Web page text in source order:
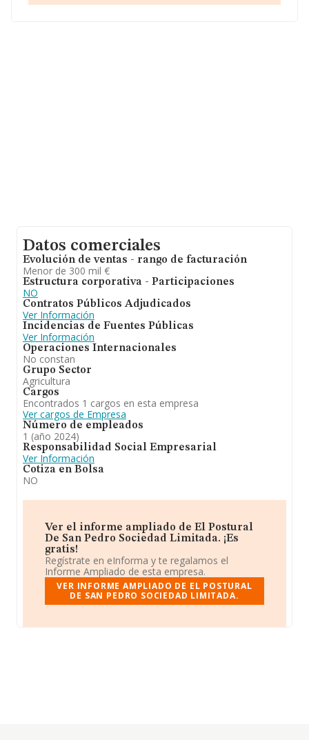
Datos comerciales
Evolución de ventas - rango de facturación
Menor de 300 mil €
Estructura corporativa - Participaciones
NO
Contratos Públicos Adjudicados
Ver Información
Incidencias de Fuentes Públicas
Ver Información
Operaciones Internacionales
No constan
Grupo Sector
Agricultura
Cargos
Encontrados 1 cargos en esta empresa
Ver cargos de Empresa
Número de empleados
1 (año 2024)
Responsabilidad Social Empresarial
Ver Información
Cotiza en Bolsa
NO
Ver el informe ampliado de El Postural
De San Pedro Sociedad Limitada. ¡Es
gratis!
Regístrate en eInforma y te regalamos el
Informe Ampliado de esta empresa.
VER INFORME AMPLIADO DE EL POSTURAL
DE SAN PEDRO SOCIEDAD LIMITADA.